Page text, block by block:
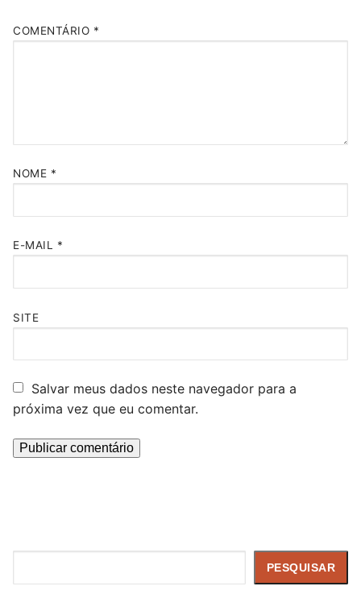
COMENTÁRIO *
NOME *
E-MAIL *
SITE
Salvar meus dados neste navegador para a
próxima vez que eu comentar.
PESQUISAR